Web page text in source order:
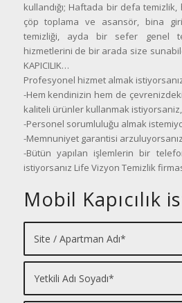
kullandığı; Haftada bir defa
çöp toplama ve asansör, bina
temizliği, ayda bir sefer genel
hizmetlerini de bir arada size
KAPICILIK…
Profesyonel hizmet almak
-Hem kendinizin hem de
kaliteli ürünler kullanmak istiyorsaniz,
-Personel sorumluluğu almak
-Memnuniyet garantisi
-Bütün yapılan işlemlerin bir
istiyorsanız Life Vizyon Temizlik
Mobil Kapıcılık